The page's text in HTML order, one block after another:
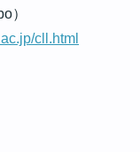
）
cll.html